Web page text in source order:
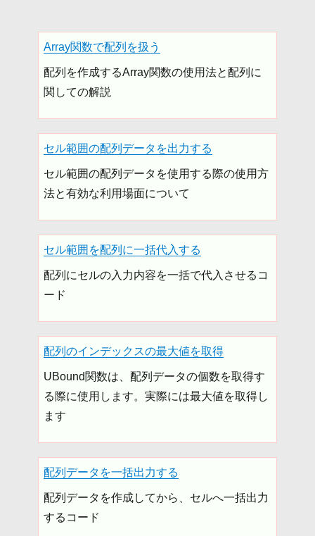
Array関数で配列を扱う
配列を作成するArray関数の使用法と配列に
関しての解説
セル範囲の配列データを出力する
セル範囲の配列データを使用する際の使用方
法と有効な利用場面について
セル範囲を配列に一括代入する
配列にセルの入力内容を一括で代入させるコ
ード
配列のインデックスの最大値を取得
UBound関数は、配列データの個数を取得す
る際に使用します。実際には最大値を取得し
ます
配列データを一括出力する
配列データを作成してから、セルへ一括出力
するコード